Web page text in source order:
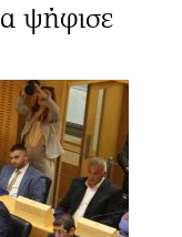
ψήφισε